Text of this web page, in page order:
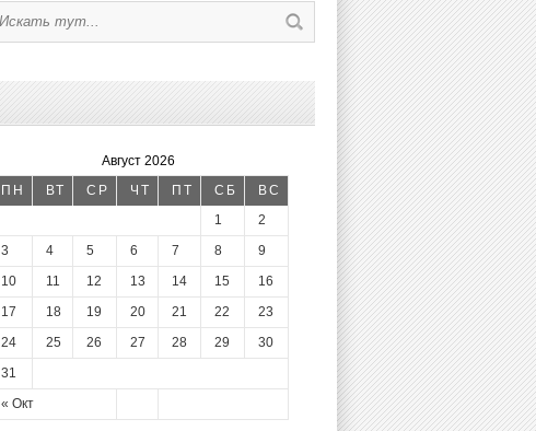
Август 2026
ПН
ВТ СР ЧТ ПТ СБ ВС
« Окт
1
2
3
4 5 6 7 8
9
10
11 12 13 14 15
16
17
18 19 20 21 22
23
24
25 26 27 28 29
30
31